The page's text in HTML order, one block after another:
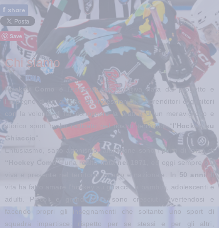
f Share
Save
Chi siamo
Hockey Como
è l’Associazione sportiva nata dal progetto e
l’impegno di un gruppo di professionisti, imprenditori e genitori
con la volontà di far conoscere la pratica di un meraviglioso e
storico sport molto radicato nel nostro territorio: “l'Hockey su
Ghiaccio
Entusiasmo, sano agonismo, ambizione sono i punti di forza di
“Hockey Como” , una realtànata nel 1971
, ed oggi sempre più
viva e presente nel territorio lariano e nazionale. In 50 anni
vita ha fatto amare l’hockey su ghiaccio a bambini, adolescenti e
adulti. Piccoli e grandi atleti sono cresciuti divertendosi e
facendo propri gli insegnamenti che soltanto uno sport di
squadra impartisce: rispetto per se stessi e per gli altri,